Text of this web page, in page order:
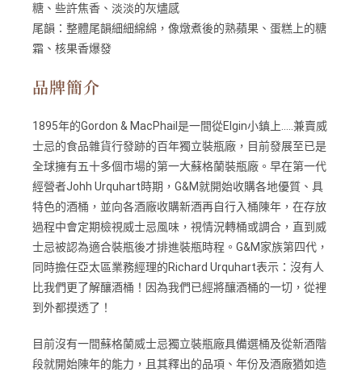
糖、些許焦香、淡淡的灰燼感
​尾韻： 整體尾韻細細綿綿，像燉煮後的熟蘋果、蛋糕上的糖
霜、核果香爆發
品牌簡介
1895年的Gordon & MacPhail是一間從Elgin小鎮上…..兼賣威
士忌的食品雜貨行發跡的百年獨立裝瓶廠，目前發展至已是
全球擁有五十多個市場的第一大蘇格蘭裝瓶廠。早在第一代
經營者Johh Urquhart時期，G&M就開始收購各地優質、具
特色的酒桶，並向各酒廠收購新酒再自行入桶陳年，在存放
過程中會定期檢視威士忌風味，視情況轉桶或調合，直到威
士忌被認為適合裝瓶後才排進裝瓶時程。G&M家族第四代，
同時擔任亞太區業務經理的Richard Urquhart表示：沒有人
比我們更了解釀酒桶！因為我們已經將釀酒桶的一切，從裡
到外都摸透了！
目前沒有一間蘇格蘭威士忌獨立裝瓶廠具備選桶及從新酒階
段就開始陳年的能力，且其釋出的品項、年份及酒廠猶如造